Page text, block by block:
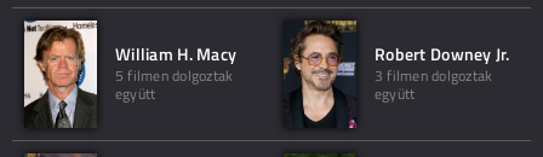
William H. Macy
5 filmen dolgoztak
együtt
Robert Downey Jr.
3 filmen dolgoztak
együtt